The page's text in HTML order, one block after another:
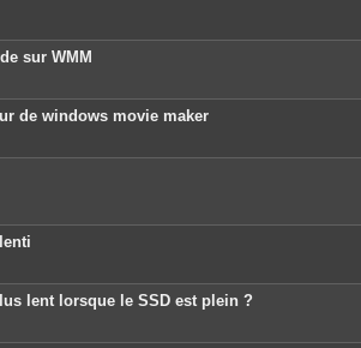
sur WMM
de windows movie maker
lent lorsque le SSD est plein ?